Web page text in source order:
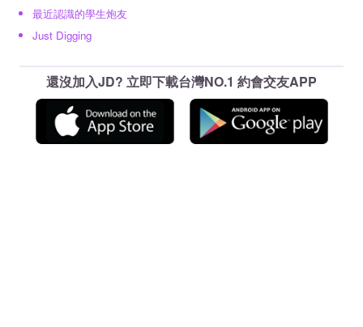
最近認識的學生炮友
Just Digging
還沒加入JD? 立即下載台灣NO.1 約會交友APP